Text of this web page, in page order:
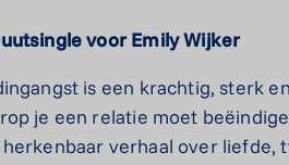
voor Emily Wijker
is een krachtig, sterk
je een relatie moet
herkenbaar verhaal over liefde,